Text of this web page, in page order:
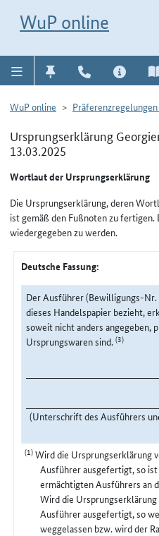
WuP online
WuP online
Ursprungserklärung
13.03.2025
Wortlaut der Ursprungserklärung
Die Ursprungserklärung, deren
ist gemäß den Fußnoten zu
wiedergegeben zu werden.
Deutsche Fassung:
Der Ausführer (Bewilligungs-Nr.
dieses Handelspapier bezieht,
soweit nicht anders angegeben,
Ursprungswaren sind.(3)
(Unterschrift des Ausführers
(1)Wird die Ursprungserklärung
Ausführer ausgefertigt, so
ermächtigten Ausführers an
Wird die
Ausführer ausgefertigt, so
weggelassen bzw. wird der